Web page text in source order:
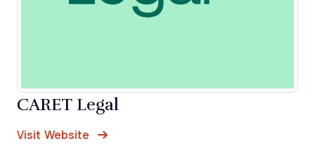
CARET Legal
Visit Website Opens New Window